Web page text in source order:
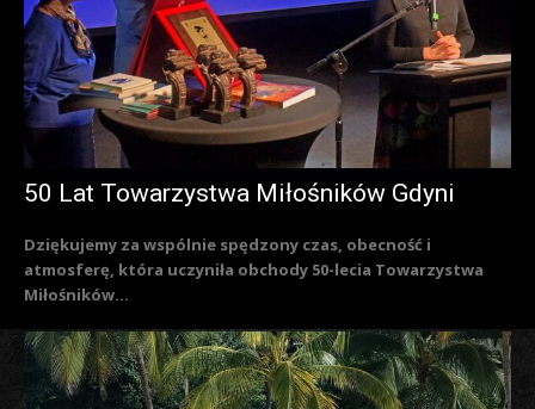
50 Lat Towarzystwa Miłośników Gdyni
Dziękujemy za wspólnie spędzony czas, obecność i
atmosferę, która uczyniła obchody 50-lecia Towarzystwa
Miłośników...